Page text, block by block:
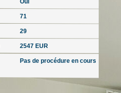
71
29
2547 EUR
Pas de procédure en cours